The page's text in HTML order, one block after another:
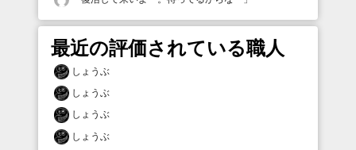
最近の評価されている職人
しょうぶ
しょうぶ
しょうぶ
しょうぶ